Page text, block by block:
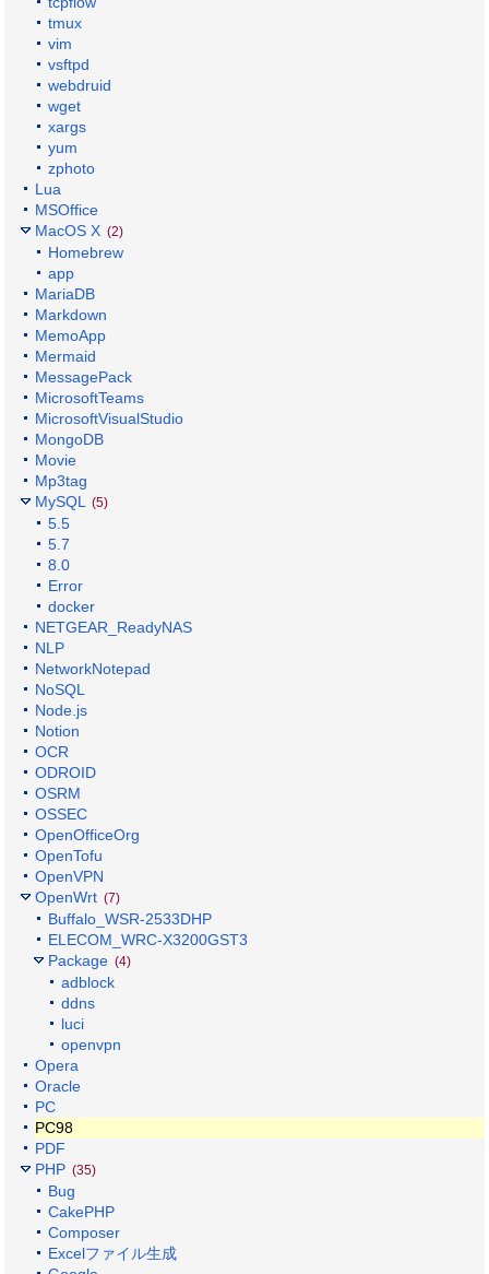
tmux
vim
vsftpd
webdruid
wget
xargs
yum
zphoto
Lua
MSOffice
MacOS X (2)
Homebrew
app
MariaDB
Markdown
MemoApp
Mermaid
MessagePack
MicrosoftTeams
MicrosoftVisualStudio
MongoDB
Movie
Mp3tag
MySQL
(5)
5.5
5.7
8.0
Error
docker
NETGEAR_ReadyNAS
NLP
NetworkNotepad
NoSQL
Node.js
Notion
OCR
ODROID
OSRM
OSSEC
OpenOfficeOrg
OpenTofu
OpenVPN
OpenWrt (7)
Buffalo_WSR-2533DHP
ELECOM_WRC-X3200GST3
Package (4)
adblock
ddns
luci
openvpn
Opera
Oracle
PC
PC98
PDF
PHP (35)
Bug
CakePHP
Composer
Excelファイル生成